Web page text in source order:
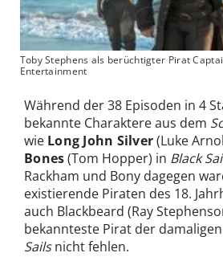
Toby Stephens als berüchtigter Pirat
Entertainment
Während der 38 Episoden in 4
bekannte Charaktere aus dem
wie Long John Silver(Luke
Bones(Tom Hopper) in Black
Rackham und Bony dagegen
existierende Piraten des 18.
auch Blackbeard (Ray
bekannteste Pirat der
Sailsnicht fehlen.